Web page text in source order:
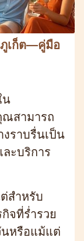
ภูเก็ต—คู่มือ
น
สามารถ
ราบรื่นเป็น
ะบริการ
สำหรับ
จที่ร่ำรวย
หรือแม้แต่